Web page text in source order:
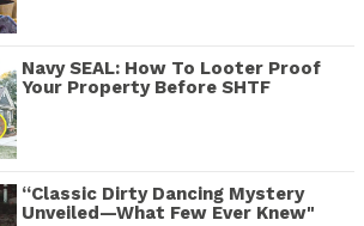
Navy SEAL: How To Looter Proof
Your Property Before SHTF
“Classic Dirty Dancing Mystery
Unveiled—What Few Ever Knew"